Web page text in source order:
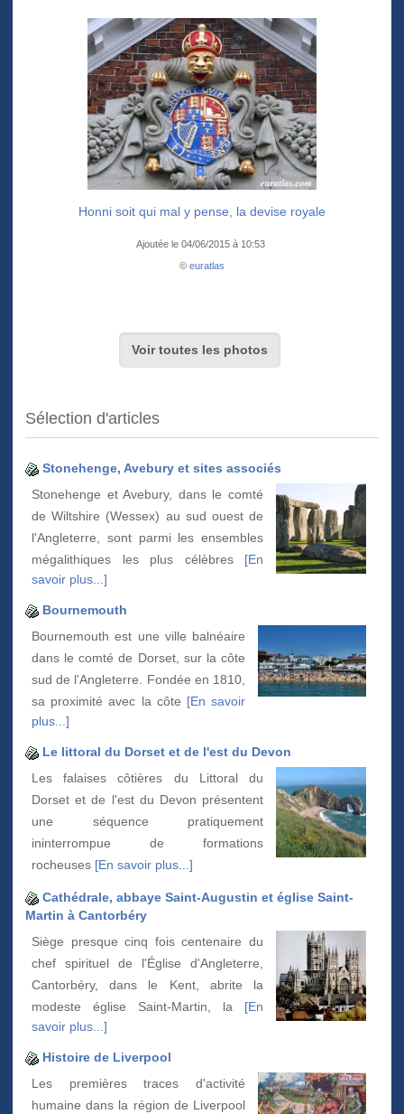
Honni soit qui mal y pense, la devise royale
Ajoutée le 04/06/2015 à 10:53
© euratlas
Voir toutes les photos
Sélection d'articles
Stonehenge, Avebury et sites associés
Stonehenge et Avebury, dans le comté
de Wiltshire (Wessex) au sud ouest de
l'Angleterre, sont parmi les ensembles
mégalithiques les plus célèbres [En
savoir plus...]
Bournemouth
Bournemouth est une ville balnéaire
dans le comté de Dorset, sur la côte
sud de l'Angleterre. Fondée en 1810,
sa proximité avec la côte [En savoir
plus...]
Le littoral du Dorset et de l'est du Devon
Les falaises côtières du Littoral du
Dorset et de l'est du Devon présentent
une séquence pratiquement
ininterrompue de formations
rocheuses [En savoir plus...]
Cathédrale, abbaye Saint-Augustin et église Saint-
Martin à Cantorbéry
Siège presque cinq fois centenaire du
chef spirituel de l'Église d'Angleterre,
Cantorbéry, dans le Kent, abrite la
modeste église Saint-Martin, la [En
savoir plus...]
Histoire de Liverpool
Les premières traces d'activité
humaine dans la région de Liverpool